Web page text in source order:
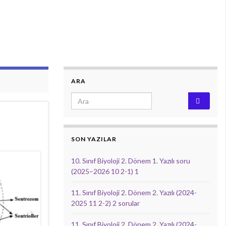
ARA
Search for:
SON YAZILAR
10. Sınıf Biyoloji 2. Dönem 1. Yazılı soru
(2025–2026 10 2-1) 1
11. Sınıf Biyoloji 2. Dönem 2. Yazılı (2024-
2025 11 2-2) 2 sorular
11. Sınıf Biyoloji 2. Dönem 2. Yazılı (2024-